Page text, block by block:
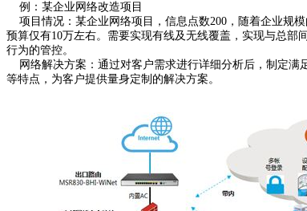
例：某企业网络改造项目
项目情况：某企业网络项目，信息点数200，随着企业规
预算仅有10万左右。需要实现有线及无线覆盖，实现与总部
行为的管控。
网络解决方案：通过对客户需求进行详细分析后，制定满
等特点，为客户提供量身定制的解决方案。